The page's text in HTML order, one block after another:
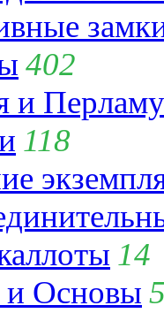
402
и
118
14
и Основы